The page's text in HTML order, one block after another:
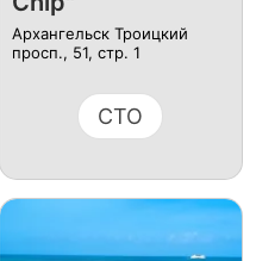
Архангельск Троицкий
просп., 51, стр. 1
СТО